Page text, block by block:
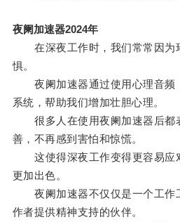
夜阑加速器2024年
在深夜工作时，我们常常因为
惧。
夜阑加速器通过使用心理音频
系统，帮助我们增加壮胆心理。
很多人在使用夜阑加速器后都
善，不再感到害怕和惊慌。
这使得深夜工作变得更容易应
更加出色。
夜阑加速器不仅仅是一个工作
作者提供精神支持的伙伴。